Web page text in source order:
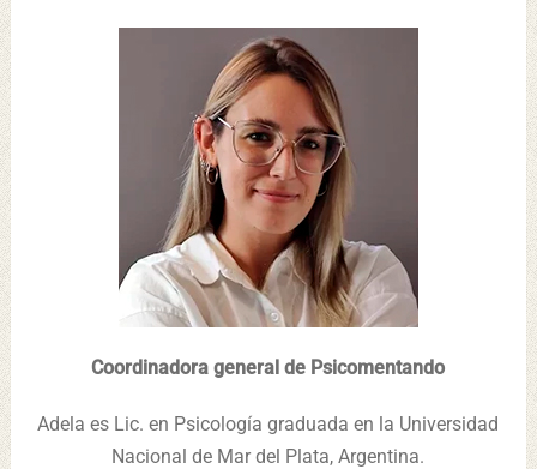
Coordinadora general de Psicomentando
Adela es Lic. en Psicología graduada en la Universidad
Nacional de Mar del Plata, Argentina.